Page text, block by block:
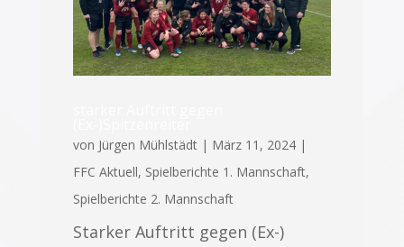
von Jürgen Mühlstädt| März 11, 2024|
FFC Aktuell, Spielberichte 1. Mannschaft,
Spielberichte 2. Mannschaft
Starker Auftritt gegen (Ex-)